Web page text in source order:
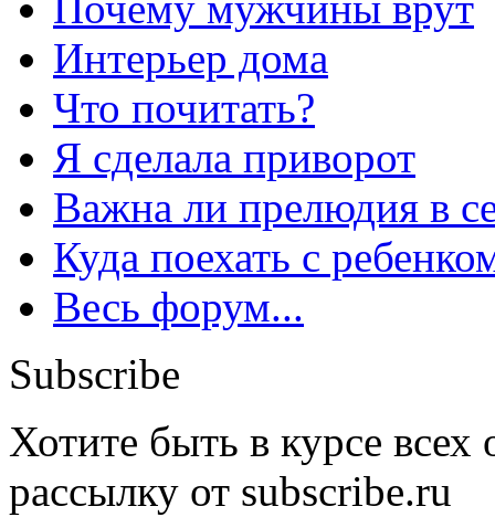
Интерьер дома
Что почитать?
Я сделала приворот
Важна ли прелюдия в
Куда поехать с
Весь форум...
Subscribe
Хотите быть в курсе
рассылку от subscribe.ru